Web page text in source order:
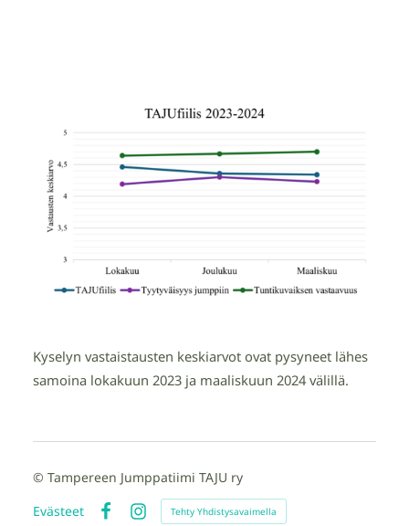
Kyselyn vastaistausten keskiarvot ovat pysyneet lähes
samoina lokakuun 2023 ja maaliskuun 2024 välillä.
© Tampereen Jumppatiimi TAJU ry
Evästeet
Tehty Yhdistysavaimella